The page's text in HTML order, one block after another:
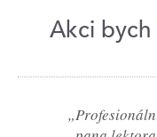
Akci